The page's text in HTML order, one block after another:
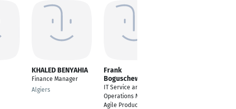
KHALED BENYAHIA
Finance Manager
Algiers
Frank
Boguschewski
IT Service and
Operations Manager
Agile Products and